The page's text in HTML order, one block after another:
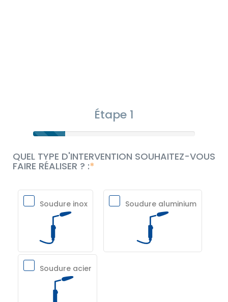
Étape 1
QUEL TYPE D'INTERVENTION SOUHAITEZ-VOUS
FAIRE RÉALISER ? :
Soudure inox Soudure aluminium
Soudure acier